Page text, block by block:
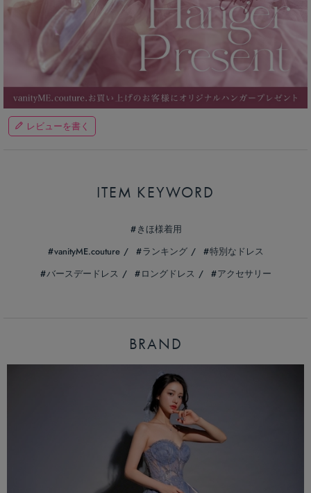
レビューを書く
ITEM KEYWORD
きほ様着用
vanityME.couture
ランキング
特別なドレス
バースデードレス
ロングドレス アクセサリー
BRAND